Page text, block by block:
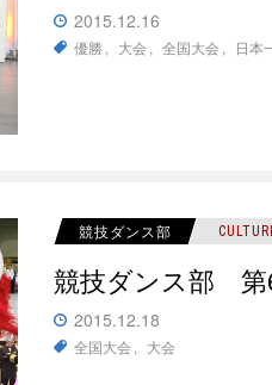
2015.12.16
優勝 大会 全国大会 日本
競技ダンス部
競技ダンス部 第
2015.12.18
全国大会 大会